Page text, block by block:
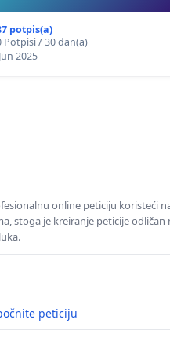
potpis(a)
Potpisi / 30 dan(a)
2025
online peticiju koristeći
stoga je kreiranje peticije odličan
peticiju